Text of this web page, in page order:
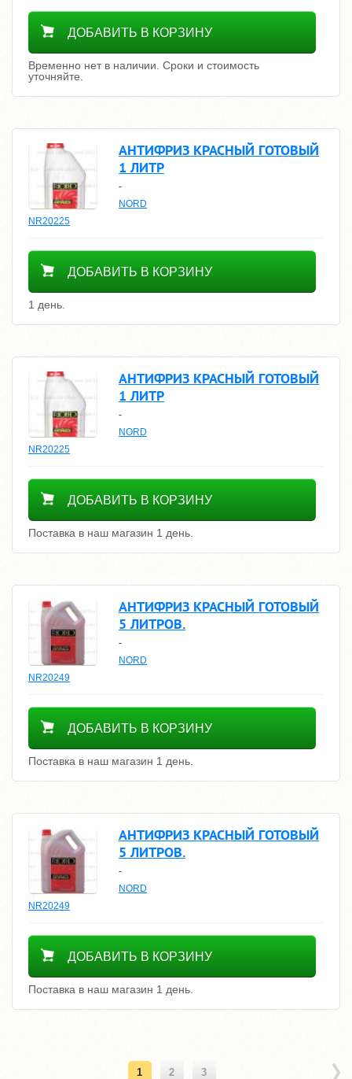
Уточнить цену
ДОБАВИТЬ В КОРЗИНУ
Временно нет в наличии. Сроки и стоимость
уточняйте.
АНТИФРИЗ КРАСНЫЙ ГОТОВЫЙ
1 ЛИТР
-
NORD
NR20225
400
ДОБАВИТЬ В КОРЗИНУ
1 день.
АНТИФРИЗ КРАСНЫЙ ГОТОВЫЙ
1 ЛИТР
-
NORD
NR20225
400
ДОБАВИТЬ В КОРЗИНУ
Поставка в наш магазин 1 день.
АНТИФРИЗ КРАСНЫЙ ГОТОВЫЙ
5 ЛИТРОВ.
-
NORD
NR20249
1600
ДОБАВИТЬ В КОРЗИНУ
Поставка в наш магазин 1 день.
АНТИФРИЗ КРАСНЫЙ ГОТОВЫЙ
5 ЛИТРОВ.
-
NORD
NR20249
1600
ДОБАВИТЬ В КОРЗИНУ
Поставка в наш магазин 1 день.
1 2 3